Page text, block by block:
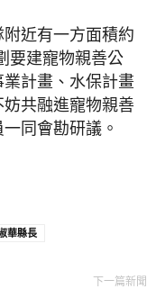
近有一方面積約
要建寵物親善公
計畫、水保計畫
共融進寵物親善
同會勘研議。
華縣長
下一篇新聞